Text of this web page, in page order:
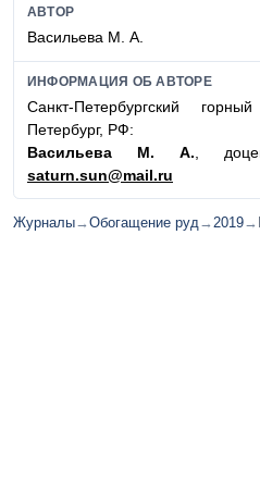
АВТОР
Васильева М. А.
ИНФОРМАЦИЯ ОБ АВТОРЕ
Санкт-Петербургский
Петербург, РФ:
Васильева М. А. ,
saturn.sun@mail.ru
Журналы→Обогащение руд→2019→